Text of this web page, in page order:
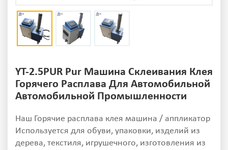
YT-2.5PUR Pur Машина Склеивания Клея
Горячего Расплава Для Автомобильной
Автомобильной Промышленности
Наш Горячие расплава клея машина / аппликатор
Используется для обуви, упаковки, изделий из
дерева, текстиля, игрушечного, изготовления из